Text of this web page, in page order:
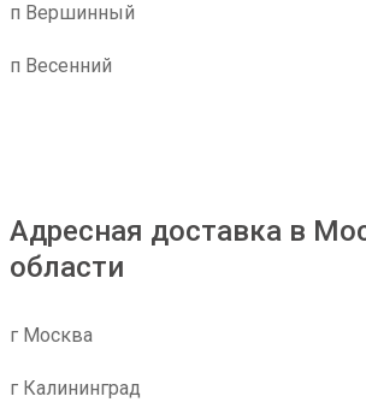
п Вершинный
п Весенний
Адресная доставка в
области
г Москва
г Калининград